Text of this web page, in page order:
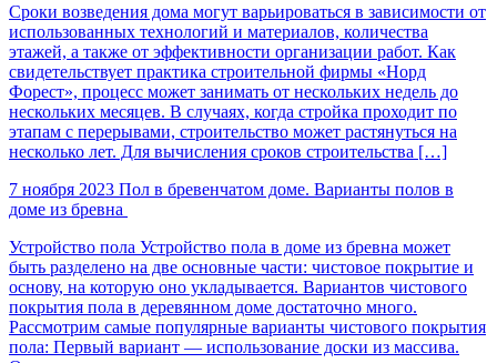
Сроки возведения дома могут варьироваться в зависимости от
использованных технологий и материалов, количества
этажей, а также от эффективности организации работ. Как
свидетельствует практика строительной фирмы «Норд
Форест», процесс может занимать от нескольких недель до
нескольких месяцев. В случаях, когда стройка проходит по
этапам с перерывами, строительство может растянуться на
несколько лет. Для вычисления сроков строительства […]
7 ноября 2023 Пол в бревенчатом доме. Варианты полов в
доме из бревна
Устройство пола Устройство пола в доме из бревна может
быть разделено на две основные части: чистовое покрытие и
основу, на которую оно укладывается. Вариантов чистового
покрытия пола в деревянном доме достаточно много.
Рассмотрим самые популярные варианты чистового покрытия
пола: Первый вариант — использование доски из массива.